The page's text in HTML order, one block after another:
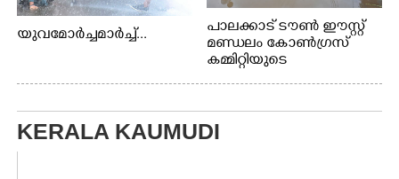
യുവമോർച്ചമാർച്ച്...
പാലക്കാട് ടൗൺ ഈസ്റ്റ്
മണ്ഡലം കോൺഗ്രസ്
കമ്മിറ്റിയുടെ
KERALA KAUMUDI